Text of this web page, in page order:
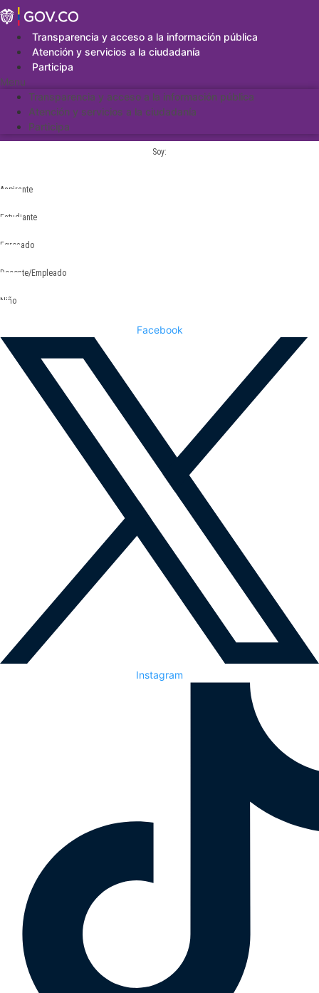
Saltar
al
contenidoTransparencia y acceso a la información pública
Atención y servicios a la ciudadanía
Participa
Menu
Transparencia y acceso a la información pública
Atención y servicios a la ciudadanía
Participa
Soy:
Aspirante
Estudiante
Egresado
Docente/Empleado
Niño
Facebook
Instagram